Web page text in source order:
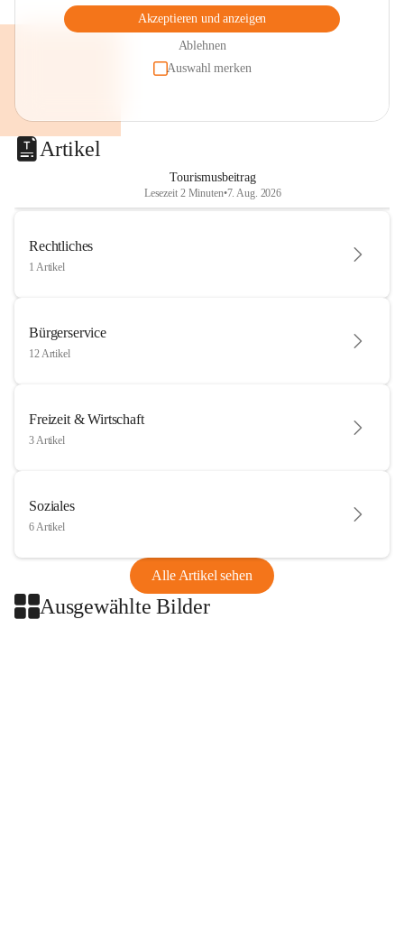
Akzeptieren und anzeigen
Ablehnen
Auswahl merken
Artikel
Tourismusbeitrag
Lesezeit 2 Minuten•7. Aug. 2026
Rechtliches
1 Artikel
Bürgerservice
12 Artikel
Freizeit & Wirtschaft
3 Artikel
Soziales
6 Artikel
Alle Artikel sehen
Ausgewählte Bilder